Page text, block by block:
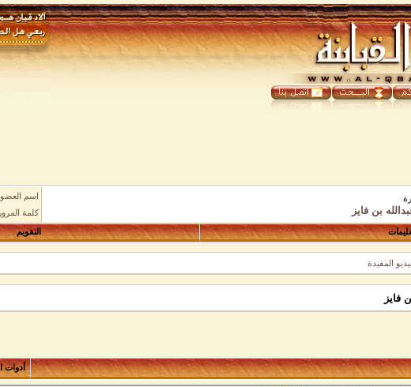
بن فايز
اسم العضو
كلمة المرور
التقويم
المفيدة
فايز
أدوات